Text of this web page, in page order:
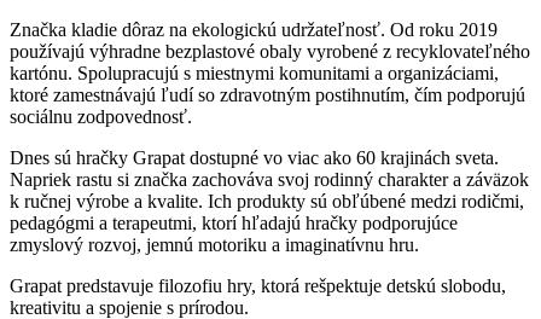
Značka kladie dôraz na ekologickú udržateľnosť. Od roku 2019
používajú výhradne bezplastové obaly vyrobené z recyklovateľného
kartónu. Spolupracujú s miestnymi komunitami a organizáciami,
ktoré zamestnávajú ľudí so zdravotným postihnutím, čím podporujú
sociálnu zodpovednosť.
Dnes sú hračky Grapat dostupné vo viac ako 60 krajinách sveta.
Napriek rastu si značka zachováva svoj rodinný charakter a záväzok
k ručnej výrobe a kvalite. Ich produkty sú obľúbené medzi rodičmi,
pedagógmi a terapeutmi, ktorí hľadajú hračky podporujúce
zmyslový rozvoj, jemnú motoriku a imaginatívnu hru.
Grapat predstavuje filozofiu hry, ktorá rešpektuje detskú slobodu,
kreativitu a spojenie s prírodou.